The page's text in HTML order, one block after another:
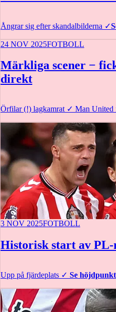
Ångrar sig efter skandalbilderna ✓
24 NOV 2025FOTBOLL
Märkliga scener −
direkt
Örfilar (!) lagkamrat ✓ Man United
3 NOV 2025FOTBOLL
Historisk start av PL-
Upp på fjärdeplats ✓ Se